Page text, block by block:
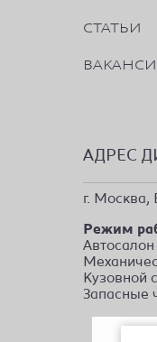
СТАТЬИ
АДРЕС
г. Москва,
Режим
Кузовной
Запасные